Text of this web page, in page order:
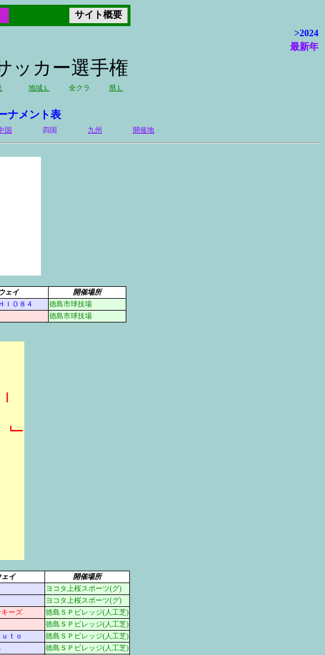
サイト概要
>2024
最新年
ッカー選手権
地域Ｌ 全クラ 県Ｌ
ナメント表
国 四国 九州 開催地
ェイ 開催場所
ＩＯ８４
徳島市球技場
徳島市球技場
┗━━
ェイ 開催場所
ヨコタ上桜スポーツ(グ)
ヨコタ上桜スポーツ(グ)
ーズ
徳島ＳＰビレッジ(人工芝)
徳島ＳＰビレッジ(人工芝)
ｔｏ
徳島ＳＰビレッジ(人工芝)
徳島ＳＰビレッジ(人工芝)